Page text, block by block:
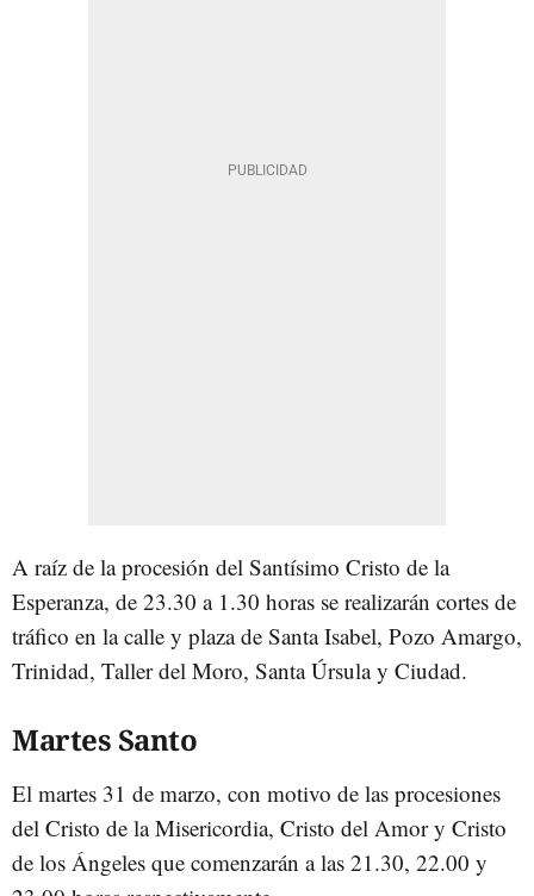
A raíz de la procesión del Santísimo Cristo de la
Esperanza, de 23.30 a 1.30 horas se realizarán cortes de
tráfico en la calle y plaza de Santa Isabel, Pozo Amargo,
Trinidad, Taller del Moro, Santa Úrsula y Ciudad.
Martes Santo
El martes 31 de marzo, con motivo de las procesiones
del Cristo de la Misericordia, Cristo del Amor y Cristo
de los Ángeles que comenzarán a las 21.30, 22.00 y